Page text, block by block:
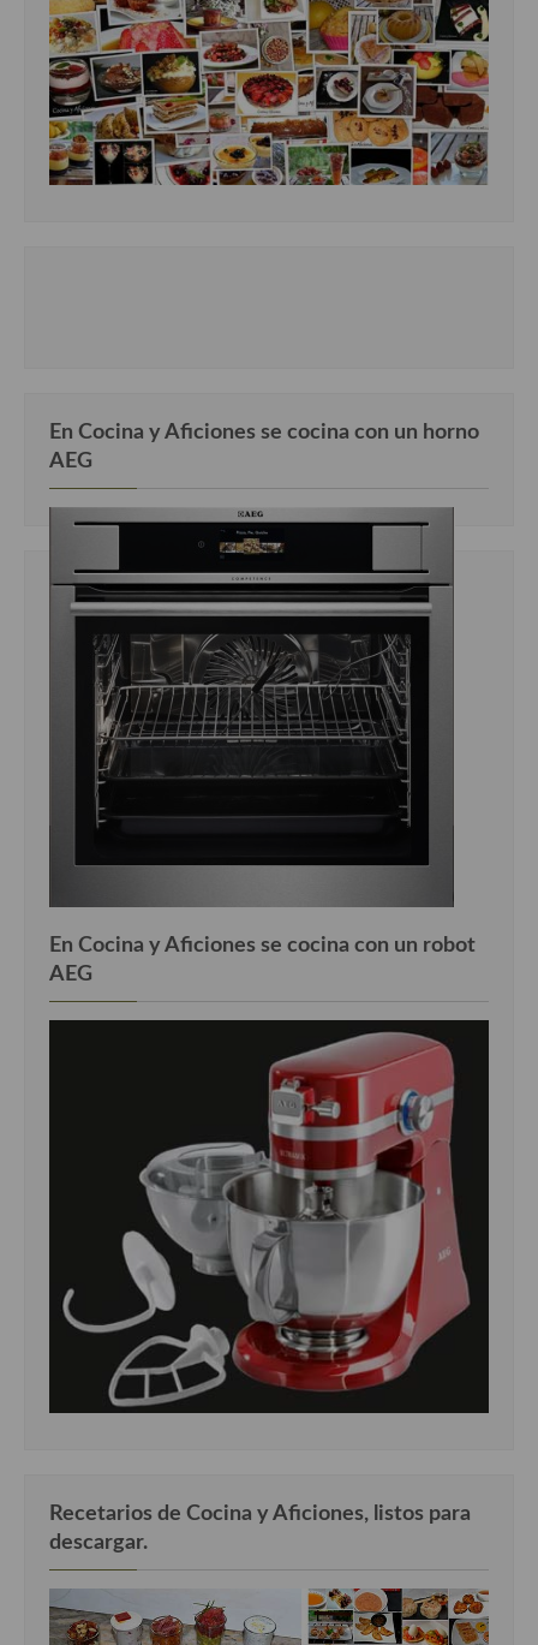
En Cocina y Aficiones se cocina con un horno
AEG
En Cocina y Aficiones se cocina con un robot
AEG
Recetarios de Cocina y Aficiones, listos para
descargar.